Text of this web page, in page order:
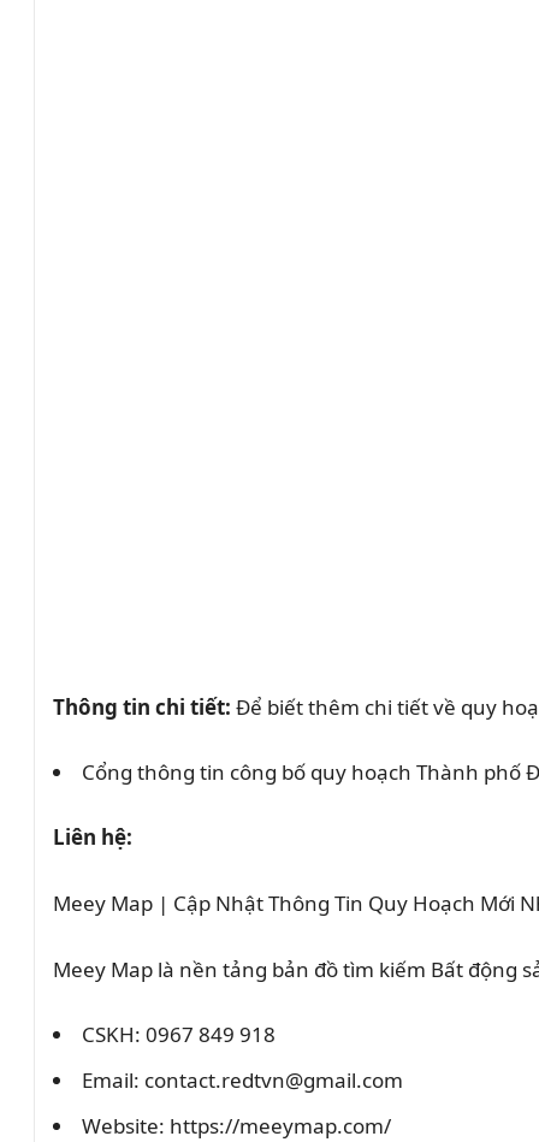
Thông tin chi tiết: Để biết thêm chi tiết về quy
Cổng thông tin công bố quy hoạch Thành phố
Liên hệ:
Meey Map | Cập Nhật Thông Tin Quy Hoạch Mới
Meey Map là nền tảng bản đồ tìm kiếm Bất động
CSKH: 0967 849 918
Email: contact.redtvn@gmail.com
Website: https://meeymap.com/